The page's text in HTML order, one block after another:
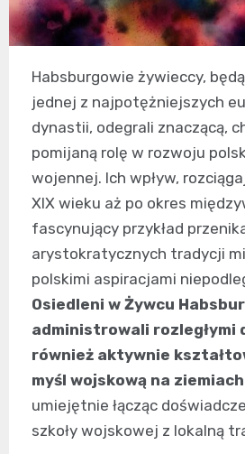
Habsburgowie żywieccy,
jednej z najpotężniejszych
dynastii, odegrali znaczącą,
pomijaną rolę w rozwoju
wojennej. Ich wpływ,
XIX wieku aż po okres
fascynujący przykład
arystokratycznych tradycji
polskimi aspiracjami
Osiedleni w Żywcu
administrowali rozległymi
również aktywnie
myśl wojskową na
umiejętnie łącząc
szkoły wojskowej z lokalną